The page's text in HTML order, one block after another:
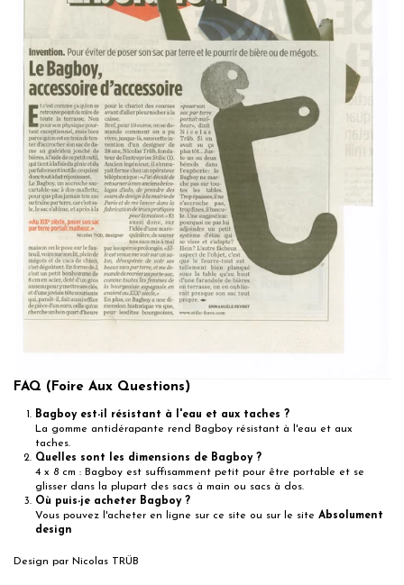
FAQ (Foire Aux Questions)
Bagboy est-il résistant à l'eau et aux taches ?
La gomme antidérapante rend Bagboy résistant à l'eau et aux
taches.
Quelles sont les dimensions de Bagboy ?
4 x 8 cm : Bagboy est suffisamment petit pour être portable et se
glisser dans la plupart des sacs à main ou sacs à dos.
Où puis-je acheter Bagboy ?
Vous pouvez l'acheter en ligne sur ce site ou sur le site Absolument
design
Design par Nicolas TRÜB